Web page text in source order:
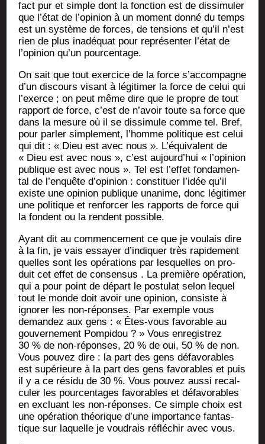
fact pur et simple dont la fonc­tion est de dis­si­mu­ler
que l’état de l’opinion à un moment don­né du temps
est un sys­tème de forces, de ten­sions et qu’il n’est
rien de plus inadé­quat pour repré­sen­ter l’état de
l’opinion qu’un pourcentage.
On sait que tout exer­cice de la force s’accompagne
d’un dis­cours visant à légi­ti­mer la force de celui qui
l’exerce ; on peut même dire que le propre de tout
rap­port de force, c’est de n’avoir toute sa force que
dans la mesure où il se dis­si­mule comme tel. Bref,
pour par­ler sim­ple­ment, l’homme poli­tique est celui
qui dit : « Dieu est avec nous ». L’équivalent de
« Dieu est avec nous », c’est aujourd’hui « l’opinion
publique est avec nous ». Tel est l’effet fon­da­men­
tal de l’enquête d’opinion : consti­tuer l’idée qu’il
existe une opi­nion publique una­nime, donc légi­ti­mer
une poli­tique et ren­for­cer les rap­ports de force qui
la fondent ou la rendent possible.
Ayant dit au com­men­ce­ment ce que je vou­lais dire
à la fin, je vais essayer d’indiquer très rapi­de­ment
quelles sont les opé­ra­tions par les­quelles on pro­
duit cet effet de consen­sus . La pre­mière opé­ra­tion,
qui a pour point de départ le pos­tu­lat selon lequel
tout le monde doit avoir une opi­nion, consiste à
igno­rer les non-réponses. Par exemple vous
deman­dez aux gens : « Êtes-vous favo­rable au
gou­ver­ne­ment Pom­pi­dou ? » Vous enre­gis­trez
30 % de non-réponses, 20 % de oui, 50 % de non.
Vous pou­vez dire : la part des gens défa­vo­rables
est supé­rieure à la part des gens favo­rables et puis
il y a ce rési­du de 30 %. Vous pou­vez aus­si recal­
cu­ler les pour­cen­tages favo­rables et défa­vo­rables
en excluant les non-réponses. Ce simple choix est
une opé­ra­tion théo­rique d’une impor­tance fan­tas­
tique sur laquelle je vou­drais réflé­chir avec vous.